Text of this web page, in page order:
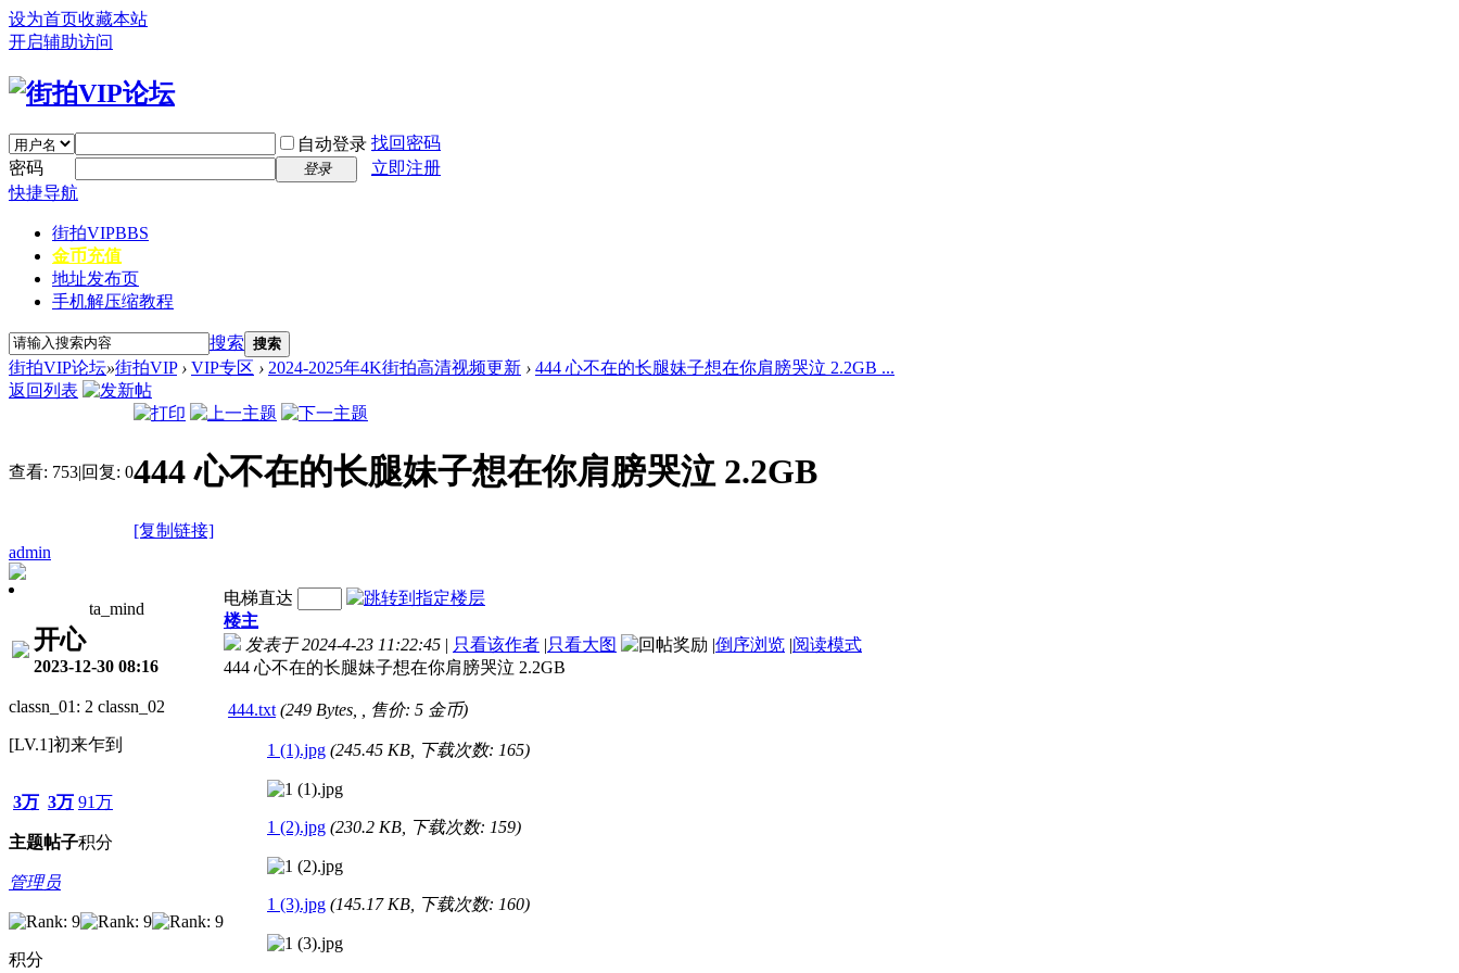
设为首页收藏本站
开启辅助访问
自动登录 找回密码
密码
登录
立即注册
快捷导航
街拍VIPBBS
金币充值
地址发布页
手机解压缩教程
搜索 搜索
街拍VIP论坛»街拍VIP › VIP专区 › 2024-2025年4K街拍高清视频更新 › 444 心不在的长腿妹子想在你肩膀哭泣 2.2GB ...
返回列表
查看: 753|回复: 0444 心不在的长腿妹子想在你肩膀哭泣 2.2GB
[复制链接]
admin
ta_mind
开心
2023-12-30 08:16
classn_01: 2 classn_02
[LV.1]初来乍到
3万
主题
3万
帖子
91万
积分
管理员
积分
电梯直达
楼主
发表于 2024-4-23 11:22:45 | 只看该作者 |只看大图 |倒序浏览 |阅读模式
444 心不在的长腿妹子想在你肩膀哭泣 2.2GB
444.txt (249 Bytes, , 售价: 5 金币)
1 (1).jpg (245.45 KB, 下载次数: 165)
1 (2).jpg (230.2 KB, 下载次数: 159)
1 (3).jpg (145.17 KB, 下载次数: 160)